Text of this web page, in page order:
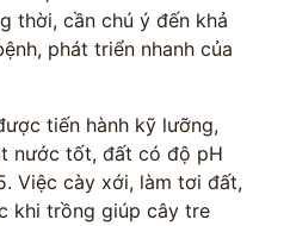
thời, cần chú ý đến khả
phát triển nhanh của
tiến hành kỹ lưỡng,
nước tốt, đất có độ pH
Việc cày xới, làm tơi đất,
khi trồng giúp cây tre